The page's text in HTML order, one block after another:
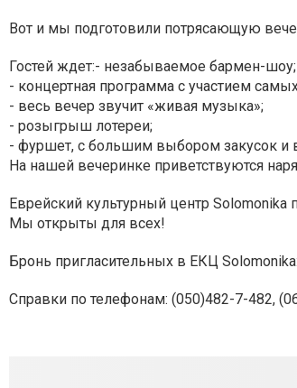
Вот и мы подготовили потрясающую
Гостей ждет:- незабываемое бармен-шоу;
- концертная программа с участием
- весь вечер звучит «живая музыка»;
- розыгрыш лотереи;
- фуршет, с большим выбором закусок и
На нашей вечеринке приветствуются
Еврейский культурный центр
Мы открыты для всех!
Бронь пригласительных в ЕКЦ
Справки по телефонам: (050)482-7-482,